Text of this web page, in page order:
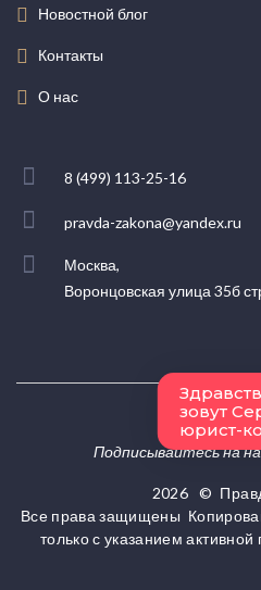
Новостной блог
Контакты
О нас
8 (499) 113-25-16
pravda-zakona@yandex.ru
Москва,
Воронцовская улица 35б
Подписывайтесь на
2026 ©
Все права защищены
только с указанием